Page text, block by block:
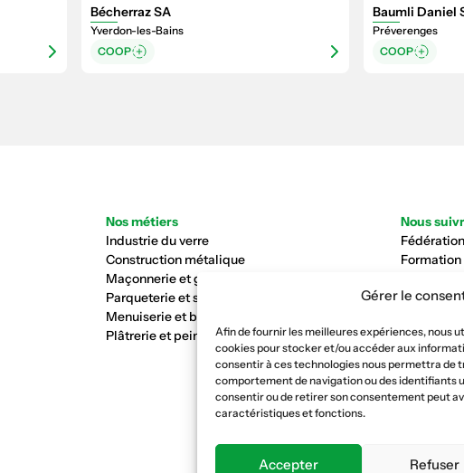
Gérer le
Afin de fournir les meilleures expériences, nous
cookies pour stocker et/ou accéder aux
consentir à ces technologies nous permettra de
comportement de navigation ou des identifiants
consentir ou de retirer son consentement peut
caractéristiques et fonctions.
Accepter Refuser
Bécherraz SA
Yverdon-les-Bains
COOP
Baumli Daniel
Préverenges
COOP
Nos métiers
Industrie du verre
Construction métalique
Maçonnerie et génie civil
Parqueterie et sols
Menuiserie et bois
Plâtrerie et peinture
Nous
Caisse